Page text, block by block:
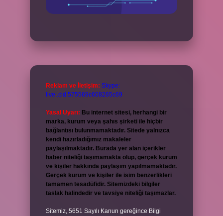
Reklam ve İletişim: Skype:
live:.cid.575569c608265c69
Yasal Uyarı: Bu internet sitesi, herhangi bir
marka, kurum veya şahıs şirketi ile hiçbir
bağlantısı bulunmamaktadır. Sitede yalnızca
kendi hazırladığımız makaleler
paylaşılmaktadır. Burada yer alan içerikler
haber niteliği taşımamakta olup, gerçek kurum
ve kişiler hakkında paylaşım yapılmamaktadır.
Gerçek kurum ve kişiler ile isim benzerlikleri
tamamen tesadüfidir. Sitemizdeki bilgiler
taslak halindedir ve tavsiye niteliği taşımazlar.
Sitemiz, 5651 Sayılı Kanun gereğince Bilgi